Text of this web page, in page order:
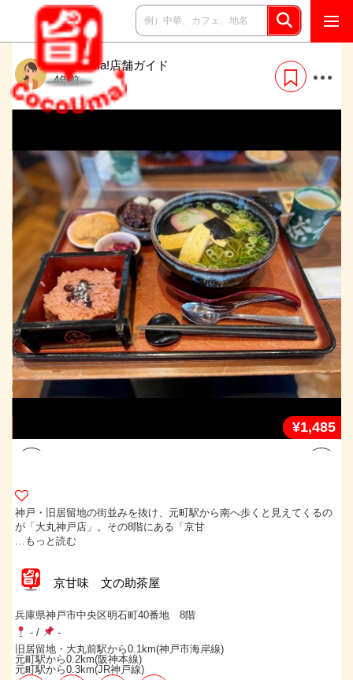
CocoUma!店舗ガイド
4年前
¥1,485
神戸・旧居留地の街並みを抜け、元町駅から南へ歩くと見えてくるの
が「大丸神戸店」。その8階にある「京甘
…もっと読む
京甘味 文の助茶屋
兵庫県神戸市中央区明石町40番地 8階
-/
-
旧居留地・大丸前駅から0.1km(神戸市海岸線)
元町駅から0.2km(阪神本線)
元町駅から0.3km(JR神戸線)